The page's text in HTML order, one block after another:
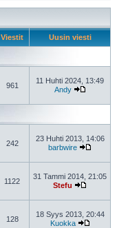
Viestit Uusin viesti
961
11 Huhti 2024, 13:49
Andy
242
23 Huhti 2013, 14:06
barbwire
1122
31 Tammi 2014, 21:05
Stefu
128
18 Syys 2013, 20:44
Kuokka